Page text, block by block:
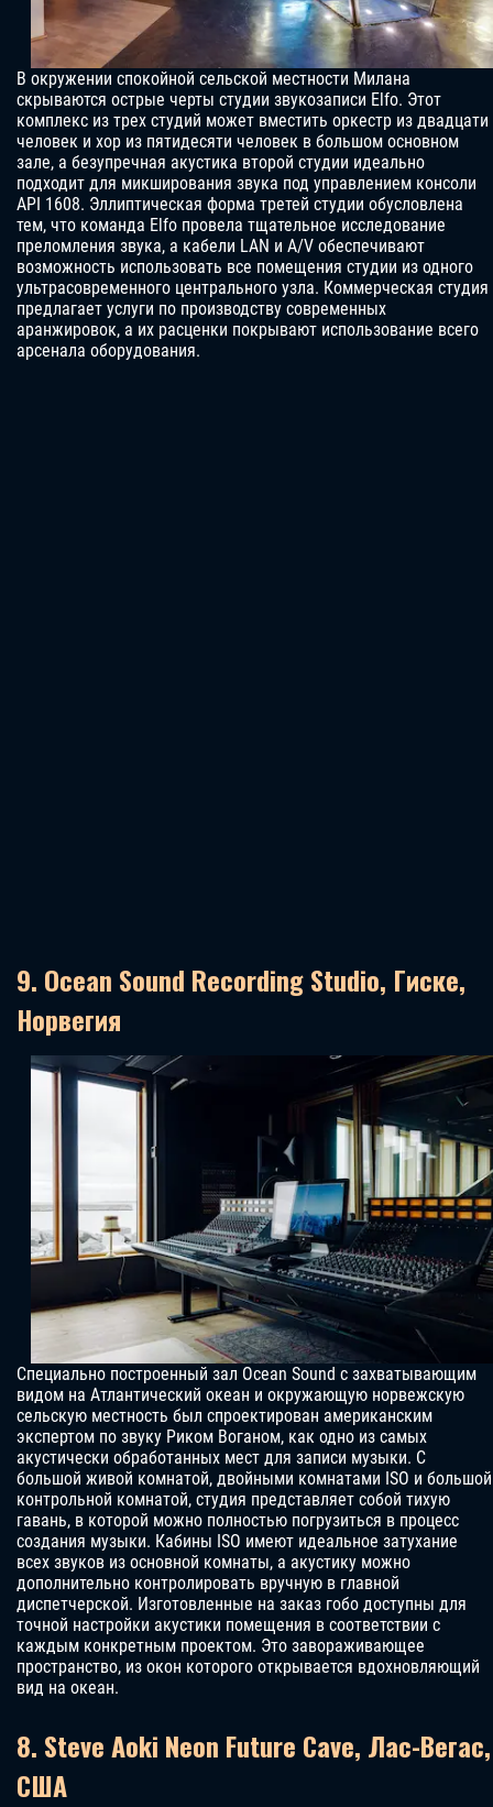
В окружении спокойной сельской местности Милана
скрываются острые черты студии звукозаписи Elfo. Этот
комплекс из трех студий может вместить оркестр из двадцати
человек и хор из пятидесяти человек в большом основном
зале, а безупречная акустика второй студии идеально
подходит для микширования звука под управлением консоли
API 1608. Эллиптическая форма третей студии обусловлена
тем, что команда Elfo провела тщательное исследование
преломления звука, а кабели LAN и A/V обеспечивают
возможность использовать все помещения студии из одного
ультрасовременного центрального узла. Коммерческая студия
предлагает услуги по производству современных
аранжировок, а их расценки покрывают использование всего
арсенала оборудования.
9. Ocean Sound Recording Studio, Гиске,
Норвегия
Специально построенный зал Ocean Sound с захватывающим
видом на Атлантический океан и окружающую норвежскую
сельскую местность был спроектирован американским
экспертом по звуку Риком Воганом, как одно из самых
акустически обработанных мест для записи музыки. С
большой живой комнатой, двойными комнатами ISO и большой
контрольной комнатой, студия представляет собой тихую
гавань, в которой можно полностью погрузиться в процесс
создания музыки. Кабины ISO имеют идеальное затухание
всех звуков из основной комнаты, а акустику можно
дополнительно контролировать вручную в главной
диспетчерской. Изготовленные на заказ гобо доступны для
точной настройки акустики помещения в соответствии с
каждым конкретным проектом. Это завораживающее
пространство, из окон которого открывается вдохновляющий
вид на океан.
8. Steve Aoki Neon Future Cave, Лас-Вегас,
США